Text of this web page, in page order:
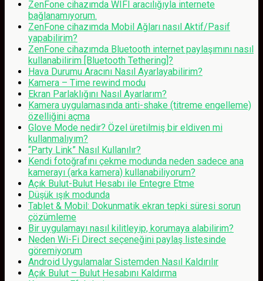
ZenFone cihazımda WIFI aracılığıyla internete
bağlanamıyorum.
ZenFone cihazımda Mobil Ağları nasıl Aktif/Pasif
yapabilirim?
ZenFone cihazımda Bluetooth internet paylaşımını nasıl
kullanabilirim [Bluetooth Tethering]?
Hava Durumu Aracını Nasıl Ayarlayabilirim?
Kamera – Time rewind modu
Ekran Parlaklığını Nasıl Ayarlarım?
Kamera uygulamasında anti-shake (titreme engelleme)
özelliğini açma
Glove Mode nedir? Özel üretilmiş bir eldiven mi
kullanmalıyım?
“Party Link” Nasıl Kullanılır?
Kendi fotoğrafını çekme modunda neden sadece ana
kamerayı (arka kamera) kullanabiliyorum?
Açık Bulut-Bulut Hesabı ile Entegre Etme
Düşük ışık modunda
Tablet & Mobil: Dokunmatik ekran tepki süresi sorun
çözümleme
Bir uygulamayı nasıl kilitleyip, korumaya alabilirim?
Neden Wi-Fi Direct seçeneğini paylaş listesinde
göremiyorum
Android Uygulamalar Sistemden Nasıl Kaldırılır
Açık Bulut – Bulut Hesabını Kaldırma